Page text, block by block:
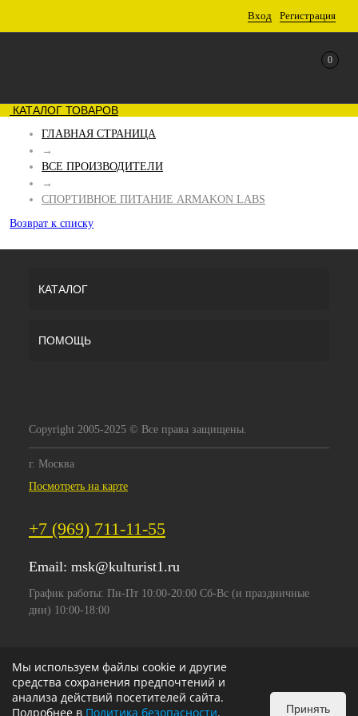
Вход Регистрация
0
КАТАЛОГ ТОВАРОВ
ГЛАВНАЯ СТРАНИЦА
→
ВСЕ ПРОИЗВОДИТЕЛИ
→
СПОРТИВНОЕ ПИТАНИЕ ARMAKON LABS
Возврат к списку
КАТАЛОГ
ПОМОЩЬ
Copyright 2005-2025 © Все права защищены.
г. Москва
Посмотреть на карте
+7 (969) 711-11-55
Email: msk@kulturist1.ru
График работы: Пн-Пт 10:00-20:00 Сб-Вс (и праздничные
дни) 10:00-18:00
Мы используем файлы cookie и другие
средства сохранения предпочтений и
анализа действий посетителей сайта.
Подробнее в Политика безопасности. Принять